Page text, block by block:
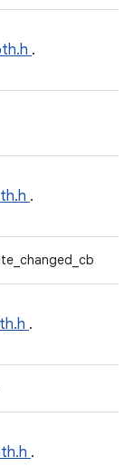
.
.
.
.